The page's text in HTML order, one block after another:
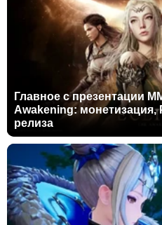
Главное с презентации
Awakening: монетизация,
релиза